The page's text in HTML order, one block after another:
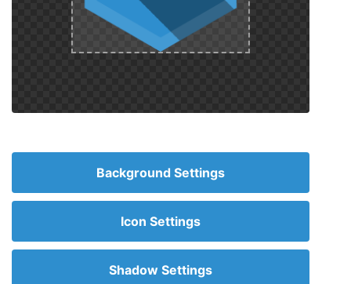
Background Settings
Icon Settings
Shadow Settings